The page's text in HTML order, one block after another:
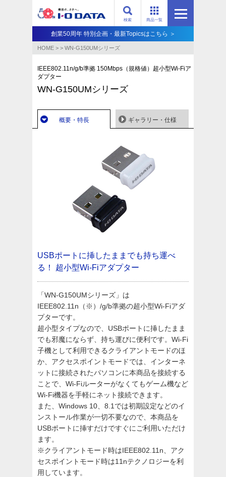
商品一覧
検索
創業50周年 特別企画・最新Topicsはこちら ＞
HOME > > WN-G150UMシリーズ
IEEE802.11n/g/b準拠 150Mbps（規格値）超小型Wi-Fiア
ダプター
WN-G150UMシリーズ
概要・特長 ギャラリー・仕様
USBポートに挿したままでも持ち運べ
る！
超小型Wi-Fiアダプター
「WN-G150UMシリーズ」は
IEEE802.11n（※）/g/b準拠の超小型Wi-Fiアダ
プターです。
超小型タイプなので、USBポートに挿したまま
でも邪魔にならず、持ち運びに便利です。Wi-Fi
子機として利用できるクライアントモードのほ
か、アクセスポイントモードでは、インターネ
ットに接続されたパソコンに本商品を接続する
ことで、Wi-Fiルーターがなくてもゲーム機など
Wi-Fi機器を手軽にネット接続できます。
また、Windows 10、8.1では初期設定などのイ
ンストール作業が一切不要なので、本商品を
USBポートに挿すだけですぐにご利用いただけ
ます。
※クライアントモード時はIEEE802.11n、アク
セスポイントモード時は11nテクノロジーを利
用しています。